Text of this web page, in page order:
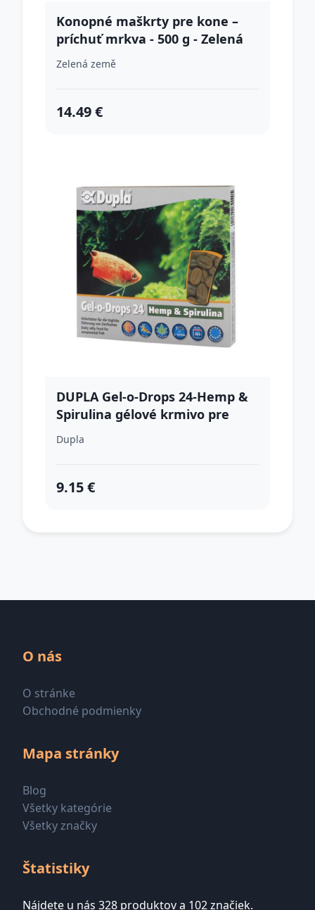
Konopné maškrty pre kone –
príchuť mrkva - 500 g - Zelená
Země
Zelená země
14.49 €
DUPLA Gel-o-Drops 24-Hemp &
Spirulina gélové krmivo pre
okrasné ryby /konope a
spirulina 12x2g
Dupla
9.15 €
O nás
O stránke
Obchodné podmienky
Mapa stránky
Blog
Všetky kategórie
Všetky značky
Štatistiky
Nájdete u nás 328 produktov a 102 značiek.